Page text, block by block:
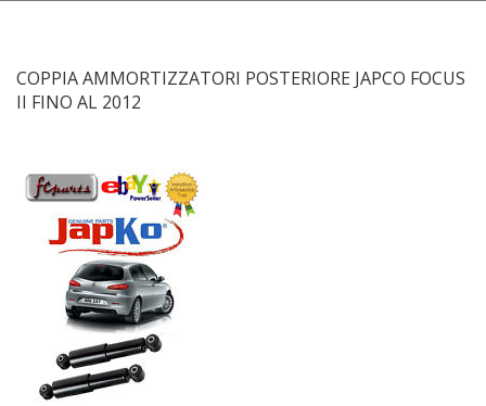
COPPIA AMMORTIZZATORI POSTERIORE JAPCO FOCUS
II FINO AL 2012